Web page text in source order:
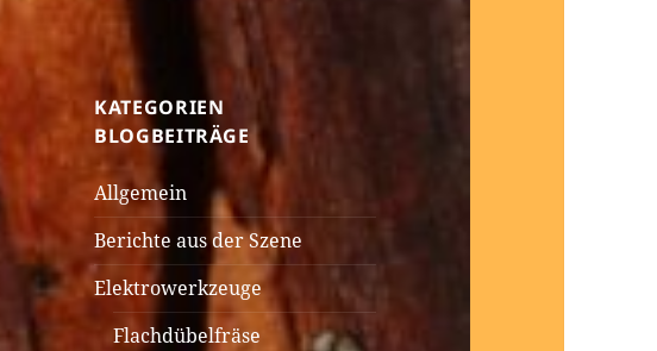
KATEGORIEN
BLOGBEITRÄGE
Allgemein
Berichte aus der Szene
Elektrowerkzeuge
Flachdübelfräse